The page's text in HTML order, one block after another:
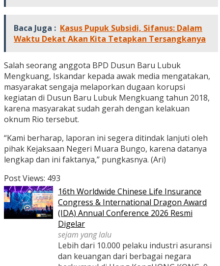
Baca Juga : Kasus Pupuk Subsidi, Sifanus: Dalam
Waktu Dekat Akan Kita Tetapkan Tersangkanya
Salah seorang anggota BPD Dusun Baru Lubuk
Mengkuang, Iskandar kepada awak media mengatakan,
masyarakat sengaja melaporkan dugaan korupsi
kegiatan di Dusun Baru Lubuk Mengkuang tahun 2018,
karena masyarakat sudah gerah dengan kelakuan
oknum Rio tersebut.
“Kami berharap, laporan ini segera ditindak lanjuti oleh
pihak Kejaksaan Negeri Muara Bungo, karena datanya
lengkap dan ini faktanya,” pungkasnya. (Ari)
Post Views: 493
16th Worldwide Chinese Life Insurance
Congress & International Dragon Award
(IDA) Annual Conference 2026 Resmi
Digelar
sejam yang lalu
Lebih dari 10.000 pelaku industri asuransi
dan keuangan dari berbagai negara